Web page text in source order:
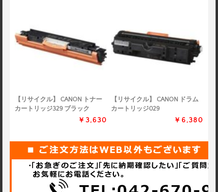
【リサイクル】 CANON トナー
カートリッジ329 ブラック
￥3,630
【リサイクル】 CANON ドラム
カートリッジ029
￥6,380